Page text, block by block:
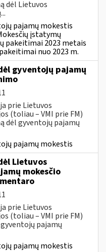
dėl Lietuvos
pajamų mokestis
įstatymų
pakeitimai 2023 metais
nuo 2023 m.
gyventojų pajamų
prie Lietuvos
(toliau – VMI prie FM)
dėl gyventojų pajamų
pajamų mokestis
Lietuvos
mokesčio
prie Lietuvos
(toliau – VMI prie FM)
pajamų
pajamų mokestis